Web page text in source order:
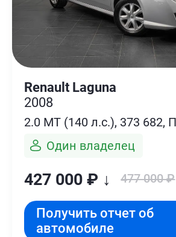
Renault Laguna
2008
2.0 MT (140 л.с.), 373 682,
Один владелец
427 000 ₽ ↓ 477 000 ₽
Получить отчет об
автомобиле